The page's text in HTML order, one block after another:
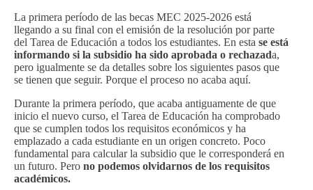
La primera período de las becas MEC 2025-2026 está
llegando a su final con el emisión de la resolución por parte
del Tarea de Educación a todos los estudiantes. En esta se está
informando si la subsidio ha sido aprobada o rechazada,
pero igualmente se da detalles sobre los siguientes pasos que
se tienen que seguir. Porque el proceso no acaba aquí.
Durante la primera período, que acaba antiguamente de que
inicio el nuevo curso, el Tarea de Educación ha comprobado
que se cumplen todos los requisitos económicos y ha
emplazado a cada estudiante en un origen concreto. Poco
fundamental para calcular la subsidio que le corresponderá en
un futuro. Pero no podemos olvidarnos de los requisitos
académicos.